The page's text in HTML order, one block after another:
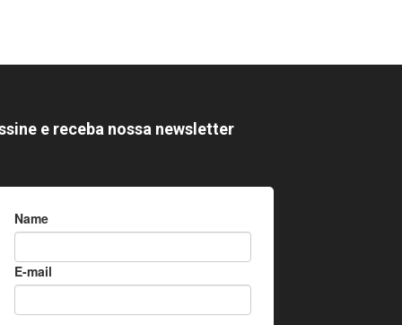
e receba nossa newsletter